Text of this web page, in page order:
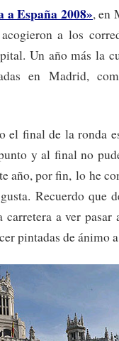
a España 2008», en
a los
Un año más la
en Madrid,
el final de la ronda
y al final no
año, por fin, lo he
Recuerdo que
a ver
pintadas de ánimo